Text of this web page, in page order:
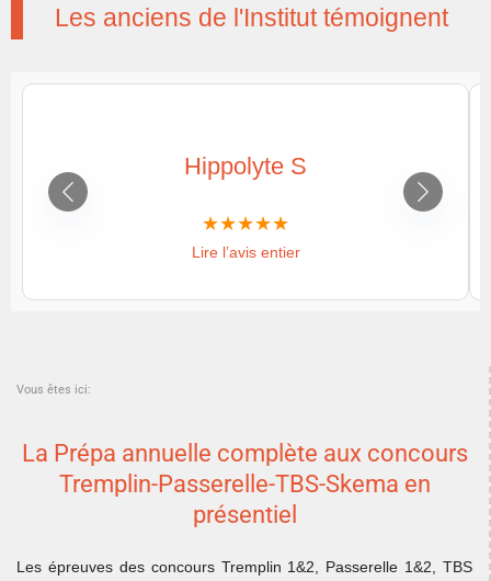
Les anciens de l'Institut témoignent
Hippolyte S
Lire l’avis entier
Vous êtes ici:
La Prépa annuelle complète aux concours
Tremplin-Passerelle-TBS-Skema en
présentiel
Les épreuves des concours Tremplin 1&2, Passerelle 1&2, TBS